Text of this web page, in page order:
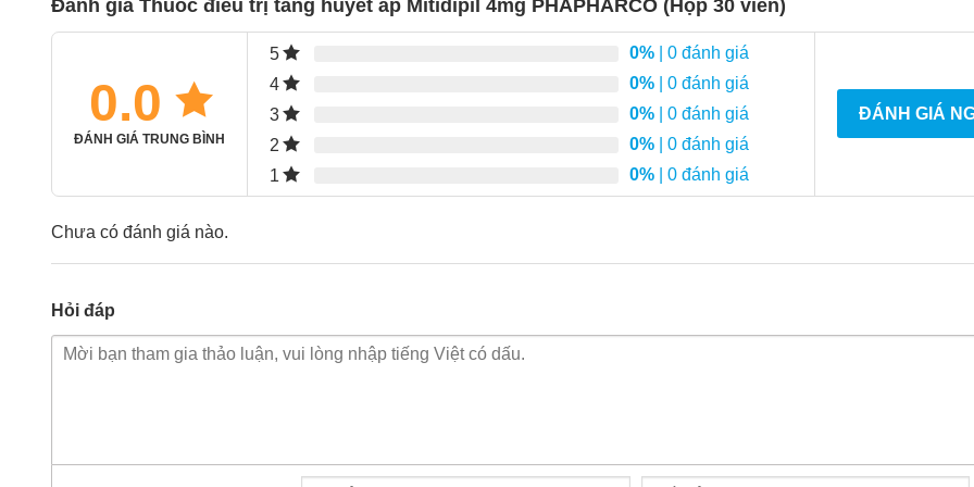
Đánh giá Thuốc điều trị tăng huyết áp Mitidipil 4mg PHAPHARCO (Hộp 30 viên)
0.0
ĐÁNH GIÁ TRUNG BÌNH
5 0% | 0 đánh giá
4
0% | 0 đánh giá
3
0% | 0 đánh giá
2
0% | 0 đánh giá
1
0% | 0 đánh giá
ĐÁNH GIÁ
Chưa có đánh giá nào.
Hỏi đáp